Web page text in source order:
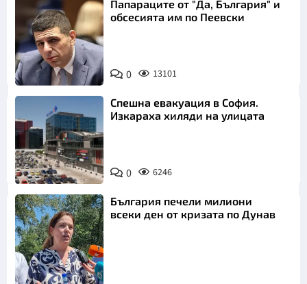
Папараците от "Да, България" и
обсесията им по Пеевски
0 13101
Спешна евакуация в София.
Изкараха хиляди на улицата
0 6246
България печели милиони
всеки ден от кризата по Дунав